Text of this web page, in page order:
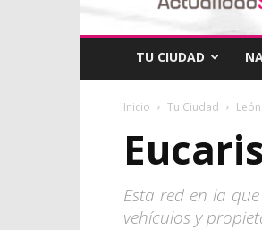
TU CIUDAD
Inicio Tu Ciudad León
Esta red en la
vehículos y